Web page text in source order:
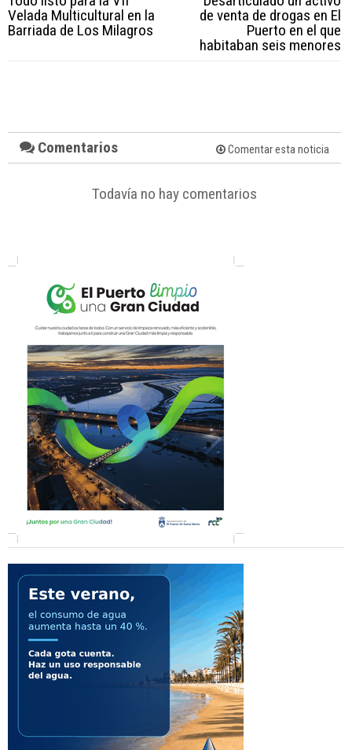
Velada Multicultural en la
Barriada de Los Milagros
de venta de drogas en El
Puerto en el que
habitaban seis menores
Comentarios Comentar esta noticia
Todavía no hay comentarios